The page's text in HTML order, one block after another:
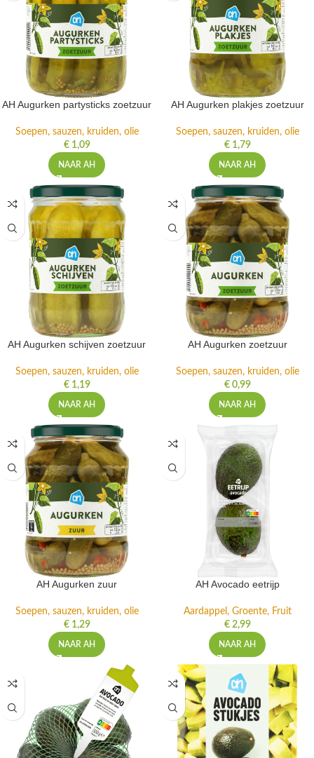
AH Augurken partysticks zoetzuur
Soepen, sauzen, kruiden, olie
€1,09
NAAR AH
AH Augurken plakjes zoetzuur
Soepen, sauzen, kruiden, olie
€1,79
NAAR AH
AH Augurken schijven zoetzuur
Soepen, sauzen, kruiden, olie
€1,19
NAAR AH
AH Augurken zoetzuur
Soepen, sauzen, kruiden, olie
€0,99
NAAR AH
AH Augurken zuur
Soepen, sauzen, kruiden, olie
€1,29
NAAR AH
AH Avocado eetrijp
Aardappel, Groente, Fruit
€2,99
NAAR AH